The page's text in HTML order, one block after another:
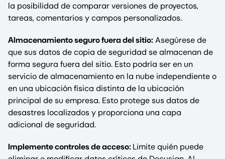
la posibilidad de comparar versiones de proyectos,
tareas, comentarios y campos personalizados.
Almacenamiento seguro fuera del sitio:Asegúrese de
que sus datos de copia de seguridad se almacenan de
forma segura fuera del sitio. Esto podría ser en un
servicio de almacenamiento en la nube independiente o
en una ubicación física distinta de la ubicación
principal de su empresa. Esto protege sus datos de
desastres localizados y proporciona una capa
adicional de seguridad.
Implemente controles de acceso:Limite quién puede